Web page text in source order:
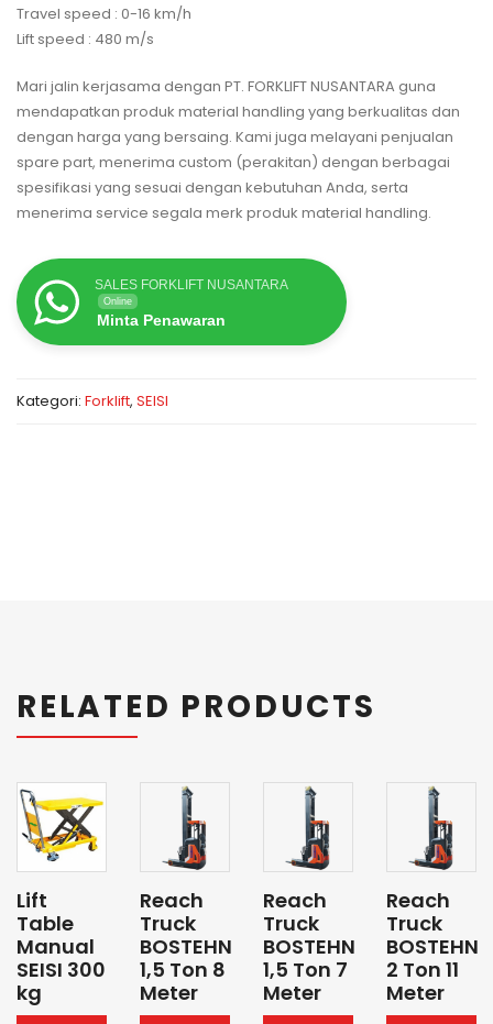
Travel speed : 0-16 km/h
Lift speed : 480 m/s
Mari jalin kerjasama dengan PT. FORKLIFT NUSANTARA guna
mendapatkan produk material handling yang berkualitas dan
dengan harga yang bersaing. Kami juga melayani penjualan
spare part, menerima custom (perakitan) dengan berbagai
spesifikasi yang sesuai dengan kebutuhan Anda, serta
menerima service segala merk produk material handling.
SALES FORKLIFT NUSANTARA
Online
Minta Penawaran
Kategori: Forklift, SEISI
RELATED PRODUCTS
Lift
Table
Manual
SEISI 300
kg
Reach
Truck
BOSTEHN
1,5 Ton 8
Meter
Reach
Truck
BOSTEHN
1,5 Ton 7
Meter
Reach
Truck
BOSTEHN
2 Ton 11
Meter